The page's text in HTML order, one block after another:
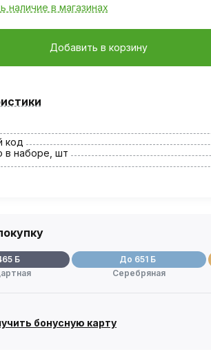
наличие в магазинах
Добавить в корзину
код
в наборе, шт
Б
До 651 Б
Серебряная
бонусную карту